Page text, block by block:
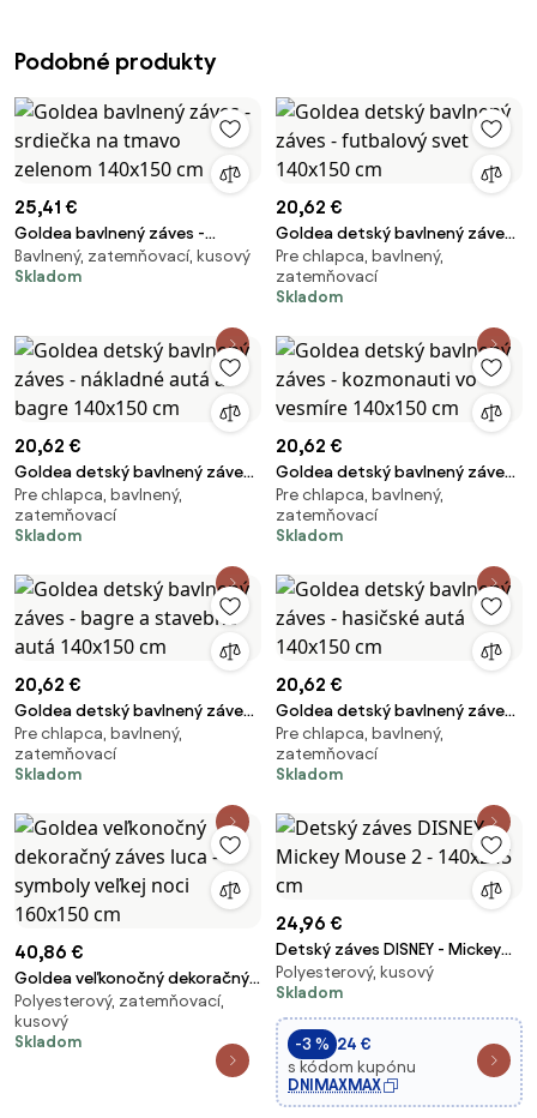
Podobné produkty
25,41 €
Goldea bavlnený záves -
srdiečka na tmavo zelenom
140x150 cm
Bavlnený, zatemňovací, kusový
Skladom
20,62 €
Goldea detský bavlnený záves
- futbalový svet 140x150 cm
Pre chlapca, bavlnený,
zatemňovací
Skladom
20,62 €
Goldea detský bavlnený záves
- nákladné autá a bagre
140x150 cm
Pre chlapca, bavlnený,
zatemňovací
Skladom
20,62 €
Goldea detský bavlnený záves
- kozmonauti vo vesmíre
140x150 cm
Pre chlapca, bavlnený,
zatemňovací
Skladom
20,62 €
Goldea detský bavlnený záves
- bagre a stavebné autá
140x150 cm
Pre chlapca, bavlnený,
zatemňovací
Skladom
20,62 €
Goldea detský bavlnený záves
- hasičské autá 140x150 cm
Pre chlapca, bavlnený,
zatemňovací
Skladom
40,86 €
Goldea veľkonočný dekoračný
záves luca - symboly veľkej noci
160x150 cm
Polyesterový, zatemňovací,
kusový
Skladom
24,96 €
Detský záves DISNEY - Mickey
Mouse 2 - 140x245 cm
Polyesterový, kusový
Skladom
-3 % 24 €
s kódom kupónu
DNIMAXMAX